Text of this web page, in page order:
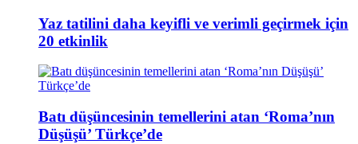
Yaz tatilini daha keyifli ve verimli geçirmek için
20 etkinlik
Batı düşüncesinin temellerini atan ‘Roma’nın
Düşüşü’ Türkçe’de